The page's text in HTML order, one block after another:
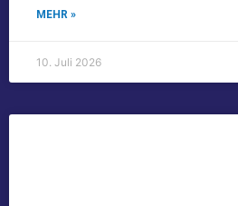
MEHR »
10. Juli 2026